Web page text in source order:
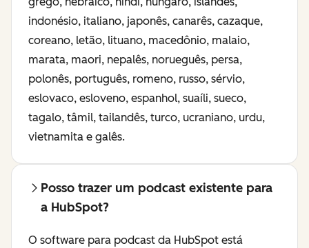
indonésio, italiano, japonês, canarês, cazaque,
coreano, letão, lituano, macedônio, malaio,
marata, maori, nepalês, norueguês, persa,
polonês, português, romeno, russo, sérvio,
eslovaco, esloveno, espanhol, suaíli, sueco,
tagalo, tâmil, tailandês, turco, ucraniano, urdu,
vietnamita e galês.
Posso trazer um podcast existente para
a HubSpot?
O software para podcast da HubSpot está